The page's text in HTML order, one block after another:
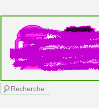
Recherche
Menu principal